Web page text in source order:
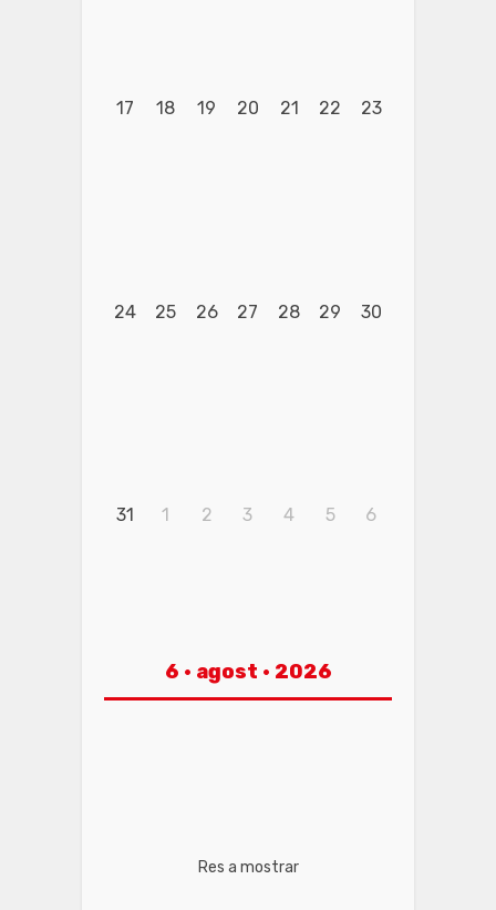
17 18 19 20 21 22 23
24 25 26 27 28 29 30
31 1 2 3 4 5 6
6 · agost · 2026
Res a mostrar